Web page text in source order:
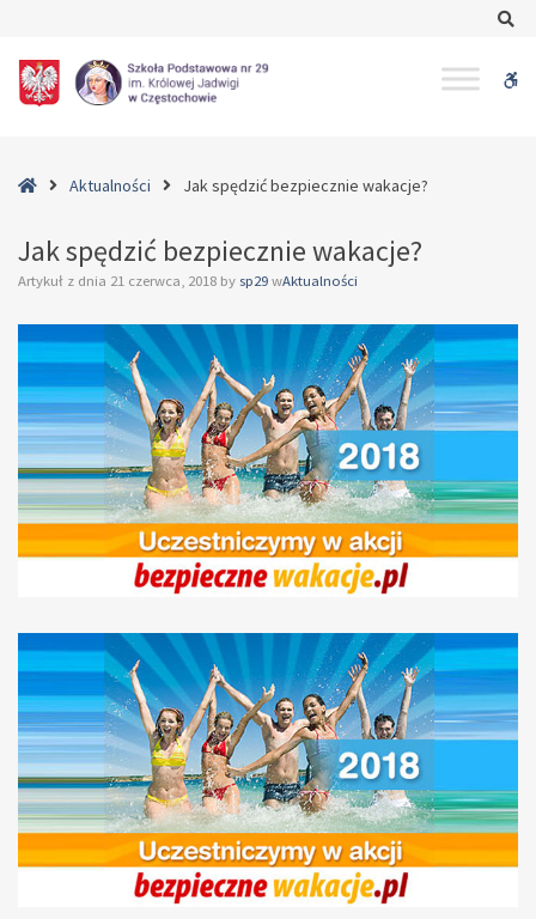
spędzić
bezpiecznie
HomeAktualności Jak spędzić bezpiecznie wakacje?
Jak spędzić bezpiecznie wakacje?
Artykuł z dnia 21 czerwca, 2018 by sp29 wAktualności